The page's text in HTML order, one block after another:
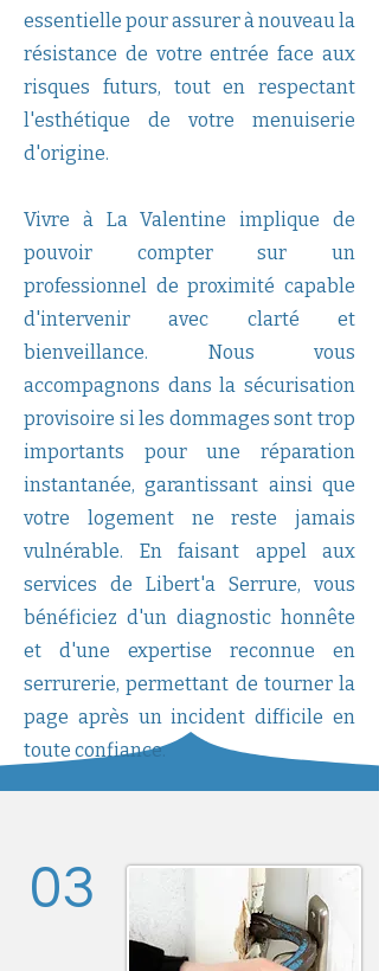
essentielle pour assurer à nouveau la
résistance de votre entrée face aux
risques futurs, tout en respectant
l'esthétique de votre menuiserie
d'origine.
Vivre à La Valentine implique de
pouvoir compter sur un
professionnel de proximité capable
d'intervenir avec clarté et
bienveillance. Nous vous
accompagnons dans la sécurisation
provisoire si les dommages sont trop
importants pour une réparation
instantanée, garantissant ainsi que
votre logement ne reste jamais
vulnérable. En faisant appel aux
services de Libert'a Serrure, vous
bénéficiez d'un diagnostic honnête
et d'une expertise reconnue en
serrurerie, permettant de tourner la
page après un incident difficile en
toute confiance.
03